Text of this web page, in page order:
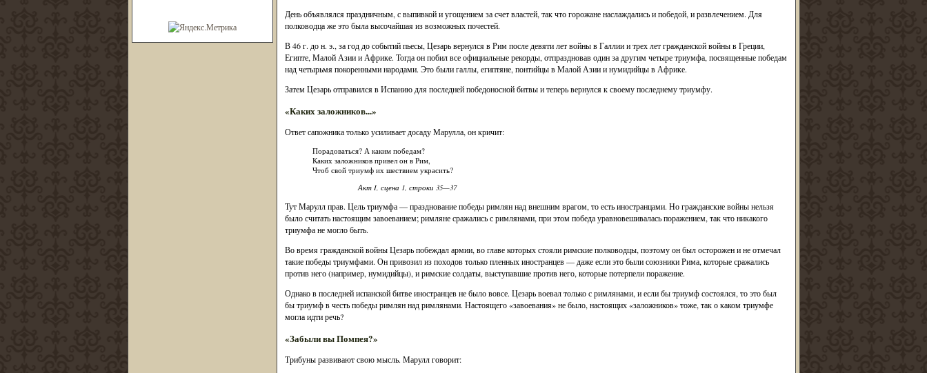
День объявлялся праздничным, с выпивкой и угощением за счет властей, так что горожане наслаждались и победой, и развлечением. Для
полководца же это была высочайшая из возможных почестей.
В 46 г. до н. э., за год до событий пьесы, Цезарь вернулся в Рим после девяти лет войны в Галлии и трех лет гражданской войны в Греции,
Египте, Малой Азии и Африке. Тогда он побил все официальные рекорды, отпраздновав один за другим четыре триумфа, посвященные победам
над четырьмя покоренными народами. Это были галлы, египтяне, понтийцы в Малой Азии и нумидийцы в Африке.
Затем Цезарь отправился в Испанию для последней победоносной битвы и теперь вернулся к своему последнему триумфу.
«Каких заложников...»
Ответ сапожника только усиливает досаду Марулла, он кричит:
Порадоваться? А каким победам?
Каких заложников привел он в Рим,
Чтоб свой триумф их шествием украсить?
Акт I, сцена 1, строки 35—37
Тут Марулл прав. Цель триумфа — празднование победы римлян над внешним врагом, то есть иностранцами. Но гражданские войны нельзя
было считать настоящим завоеванием; римляне сражались с римлянами, при этом победа уравновешивалась поражением, так что никакого
триумфа не могло быть.
Во время гражданской войны Цезарь побеждал армии, во главе которых стояли римские полководцы, поэтому он был осторожен и не отмечал
такие победы триумфами. Он привозил из походов только пленных иностранцев — даже если это были союзники Рима, которые сражались
против него (например, нумидийцы), и римские солдаты, выступавшие против него, которые потерпели поражение.
Однако в последней испанской битве иностранцев не было вовсе. Цезарь воевал только с римлянами, и если бы триумф состоялся, то это был
бы триумф в честь победы римлян над римлянами. Настоящего «завоевания» не было, настоящих «заложников» тоже, так о каком триумфе
могла идти речь?
«Забыли вы Помпея?»
Трибуны развивают свою мысль. Марулл говорит: